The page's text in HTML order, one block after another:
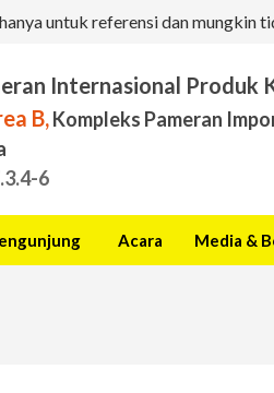
untuk referensi dan mungkin
Internasional Produk
B,Kompleks Pameran
6
Acara Media &